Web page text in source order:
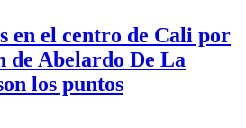
en el centro de Cali por
de Abelardo De La
los puntos